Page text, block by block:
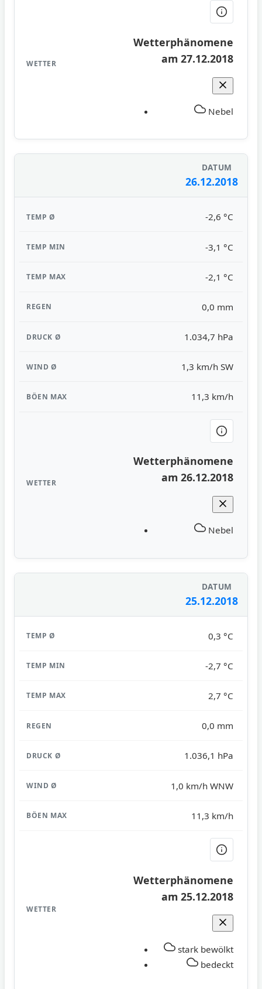
Wetterphänomene
am 27.12.2018
Nebel
26.12.2018
-2,6 °C
-3,1 °C
-2,1 °C
0,0 mm
1.034,7 hPa
1,3 km/h SW
11,3 km/h
Wetterphänomene
am 26.12.2018
Nebel
25.12.2018
0,3 °C
-2,7 °C
2,7 °C
0,0 mm
1.036,1 hPa
1,0 km/h WNW
11,3 km/h
Wetterphänomene
am 25.12.2018
stark bewölkt
bedeckt